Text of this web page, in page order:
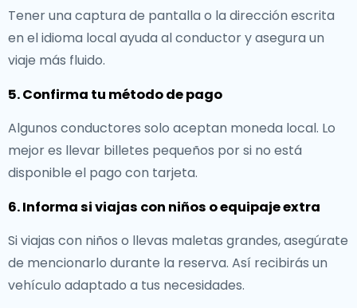
Tener una captura de pantalla o la dirección escrita
en el idioma local ayuda al conductor y asegura un
viaje más fluido.
5. Confirma tu método de pago
Algunos conductores solo aceptan moneda local. Lo
mejor es llevar billetes pequeños por si no está
disponible el pago con tarjeta.
6. Informa si viajas con niños o equipaje extra
Si viajas con niños o llevas maletas grandes, asegúrate
de mencionarlo durante la reserva. Así recibirás un
vehículo adaptado a tus necesidades.